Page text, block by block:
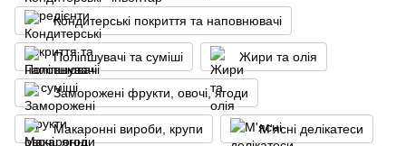
Кондитерські покриття та наповнювачі
Поліпшувачі та суміші Жири та олія
Заморожені фрукти, овочі, ягоди
Макаронні вироби, крупи М'ясні делікатеси